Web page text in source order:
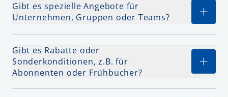
Gibt es spezielle Angebote für
Unternehmen, Gruppen oder Teams?
Gibt es Rabatte oder
Sonderkonditionen, z.B. für
Abonnenten oder Frühbucher?